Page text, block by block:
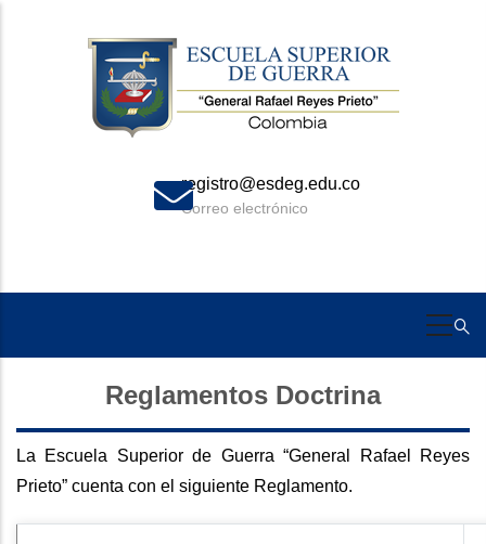
registro@esdeg.edu.co
Correo electrónico
Reglamentos Doctrina
La Escuela Superior de Guerra “General Rafael Reyes
Prieto” cuenta con el siguiente Reglamento.